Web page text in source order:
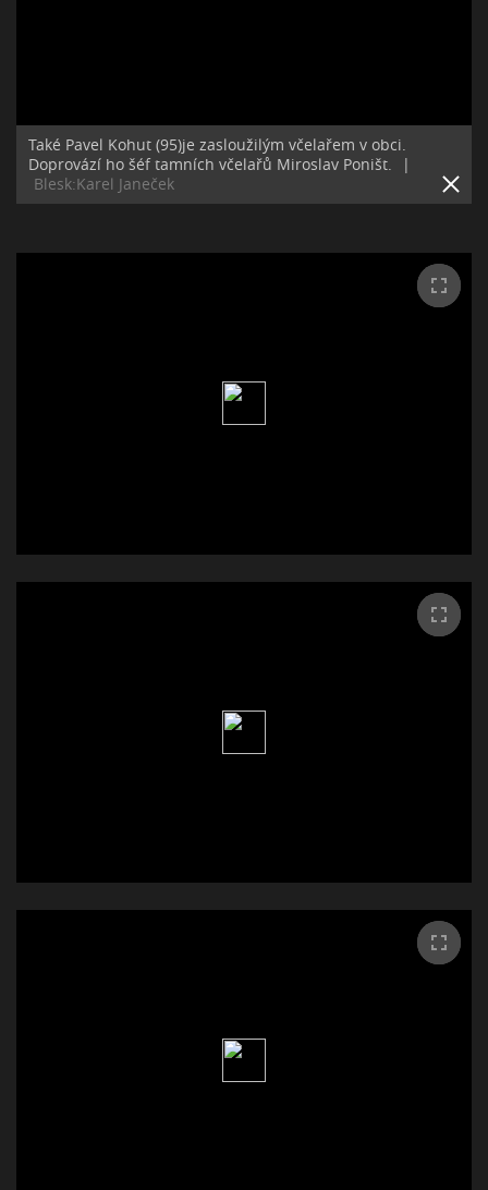
Také Pavel Kohut (95)je zasloužilým včelařem v obci.
Doprovází ho šéf tamních včelařů Miroslav Poništ.
|
Blesk:Karel Janeček